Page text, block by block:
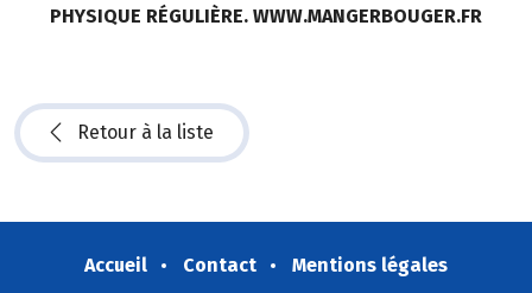
PHYSIQUE RÉGULIÈRE. WWW.MANGERBOUGER.FR
Retour à la liste
Accueil Contact
Mentions légales